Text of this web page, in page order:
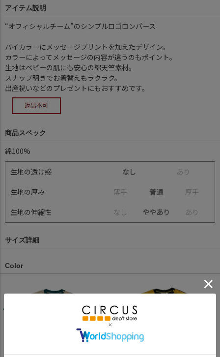
アイテム説明
“オフィシャルチーム”のシンプルロゴロンパース
バイカラーにメッセージプリントを加えたデザイン。
カラーによってメッセージの内容が違うのもポイント。
生地はベビーの肌にも安心の綿天竺素材。
スナップ明きでお着替えもラクラク。
出産祝いなどのプレゼントにもおすすめです。
商品スペック
綿100%
生地の透け感 なし あ り
生地の厚み 薄手 普通 厚手
生地の伸縮性 な し ややあり あ り
サイズ詳細
Color